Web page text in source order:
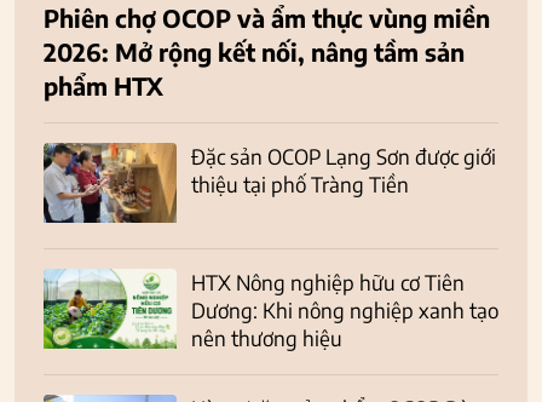
Phiên chợ OCOP và ẩm thực vùng miền
2026: Mở rộng kết nối, nâng tầm sản
phẩm HTX
Đặc sản OCOP Lạng Sơn được giới
thiệu tại phố Tràng Tiền
HTX Nông nghiệp hữu cơ Tiên
Dương: Khi nông nghiệp xanh tạo
nên thương hiệu